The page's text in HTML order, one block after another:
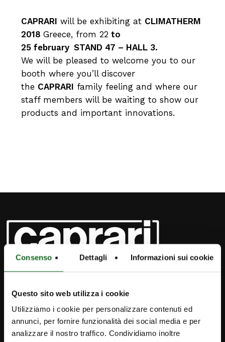
Consenso Dettagli Informazioni sui cookie
Questo sito web utilizza i cookie
Utilizziamo i cookie per personalizzare contenuti ed
annunci, per fornire funzionalità dei social media e per
analizzare il nostro traffico. Condividiamo inoltre
CAPRARI will be exhibiting at CLIMATHERM
2018 Greece, from 22 to
25 february STAND 47 – HALL 3.
We will be pleased to welcome you to our
booth where you’ll discover
the CAPRARI family feeling and where our
staff members will be waiting to show our
products and important innovations.